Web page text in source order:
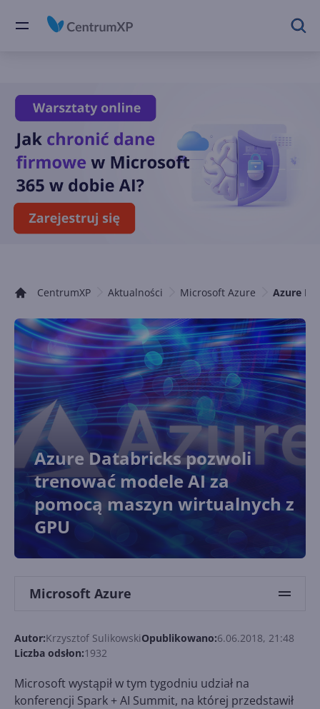
CentrumXP Aktualności Microsoft Azure Azure
Azure Databricks pozwoli
trenować modele AI za
pomocą maszyn wirtualnych z
GPU
Microsoft Azure
Autor:Krzysztof SulikowskiOpublikowano:6.06.2018, 21:48
Liczba odsłon:1932
Microsoft wystąpił w tym tygodniu udział na
konferencji Spark + AI Summit, na której przedstawił